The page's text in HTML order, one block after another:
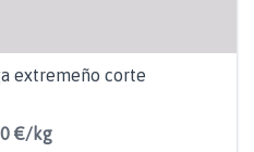
extremeño corte
€/kg